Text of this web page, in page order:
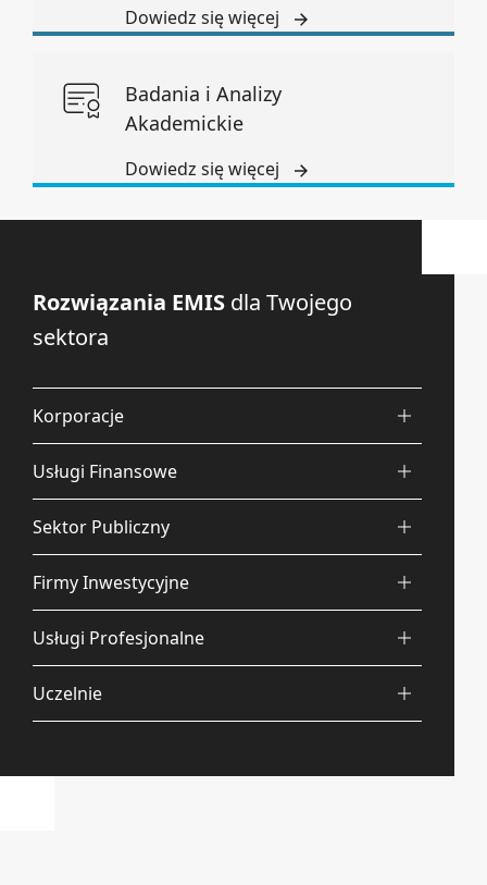
Dowiedz się więcej
Badania i Analizy
Akademickie
Dowiedz się więcej
Rozwiązania EMIS dla Twojego
sektora
Korporacje
Usługi Finansowe
Sektor Publiczny
Firmy Inwestycyjne
Usługi Profesjonalne
Uczelnie